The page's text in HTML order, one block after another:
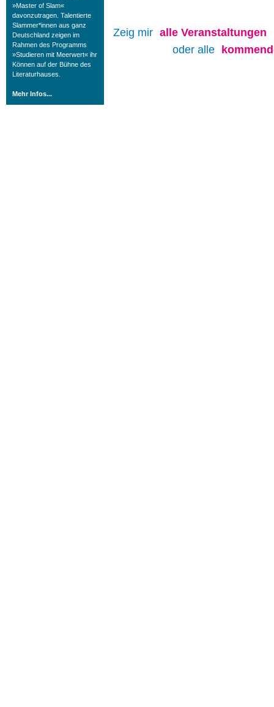
»Master of Slam«
davonzutragen. Talentierte
Slammer*innen aus ganz
Deutschland zeigen im
Rahmen des Programms
»Studieren mit Meerwert« ihr
Können auf der Bühne des
Literaturhauses.
Mehr Infos...
Zeig mir alle Veranstaltungen
oder alle